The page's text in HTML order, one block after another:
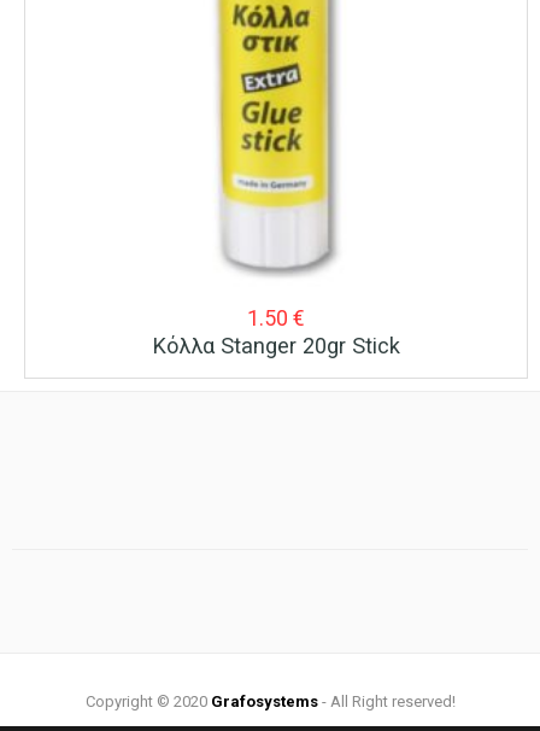
1.50 €
Κόλλα Stanger 20gr Stick
Copyright © 2020 Grafosystems- All Right reserved!